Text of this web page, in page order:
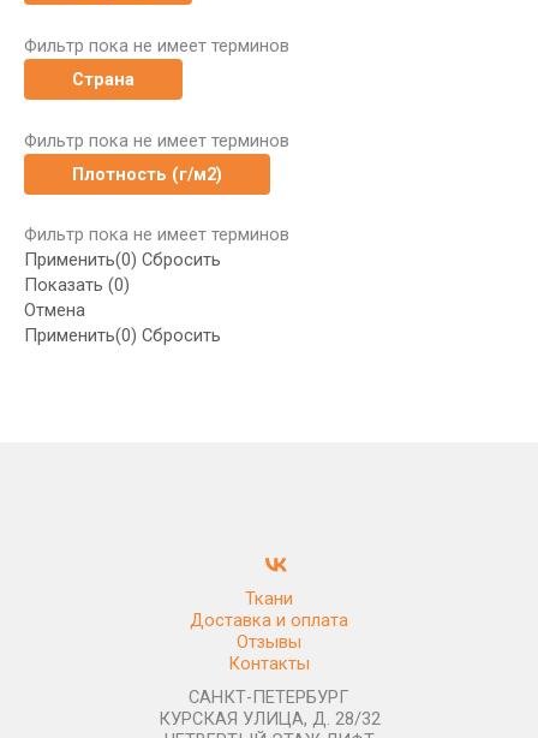
Фильтр пока не имеет терминов
Страна
Фильтр пока не имеет терминов
Плотность (г/м2)
Фильтр пока не имеет терминов
Применить(0) Сбросить
Показать (0)
Отмена
Применить(0) Сбросить
Ткани
Доставка и оплата
Отзывы
Контакты
САНКТ-ПЕТЕРБУРГ
КУРСКАЯ УЛИЦА, Д. 28/32